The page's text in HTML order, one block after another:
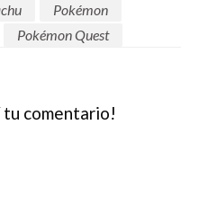
Pokémon
Pokémon Quest
tu comentario!